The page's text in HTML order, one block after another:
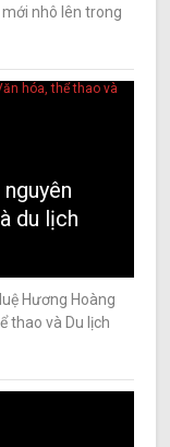
nhô lên trong
du lịch
Hương Hoàng
thao và Du lịch